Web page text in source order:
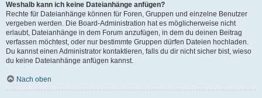
Weshalb kann ich keine Dateianhänge anfügen?
Rechte für Dateianhänge können für Foren, Gruppen und einzelne Benutzer
vergeben werden. Die Board-Administration hat es möglicherweise nicht
erlaubt, Dateianhänge in dem Forum anzufügen, in dem du deinen Beitrag
verfassen möchtest, oder nur bestimmte Gruppen dürfen Dateien hochladen.
Du kannst einen Administrator kontaktieren, falls du dir nicht sicher bist, wieso
du keine Dateianhänge anfügen kannst.
Nach oben